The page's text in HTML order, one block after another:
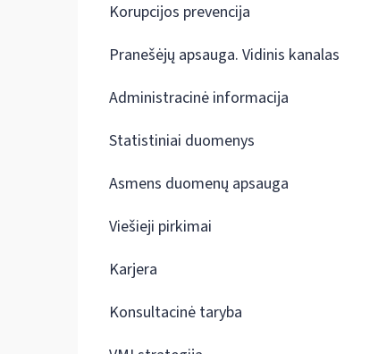
Korupcijos prevencija
Pranešėjų apsauga. Vidinis kanalas
Administracinė informacija
Statistiniai duomenys
Asmens duomenų apsauga
Viešieji pirkimai
Karjera
Konsultacinė taryba